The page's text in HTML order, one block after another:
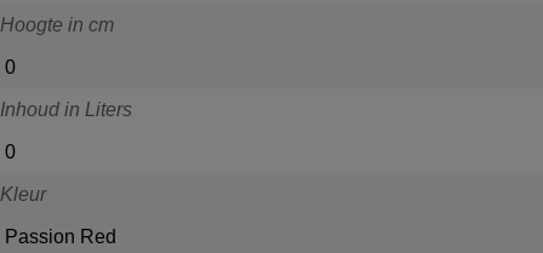
Hoogte in cm
0
Inhoud in Liters
0
Kleur
Passion Red